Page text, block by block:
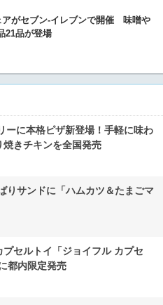
アがセブン-イレブンで開催 味噌や
21品が登場
ーに本格ピザ新登場！手軽に味わ
焼きチキンを全国発売
りサンドに「ハムカツ＆たまごマ
セルトイ「ジョイフル カプセ
都内限定発売